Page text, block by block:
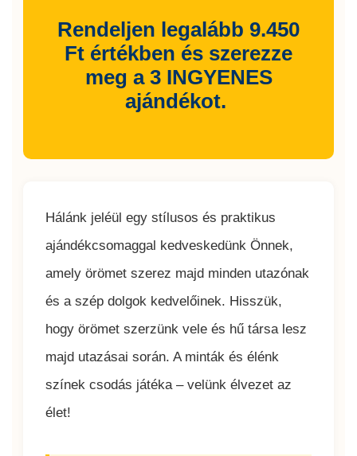
Rendeljen legalább 9.450
Ft értékben és szerezze
meg a 3 INGYENES
ajándékot.
Hálánk jeléül egy stílusos és praktikus
ajándékcsomaggal kedveskedünk Önnek,
amely örömet szerez majd minden utazónak
és a szép dolgok kedvelőinek. Hisszük,
hogy örömet szerzünk vele és hű társa lesz
majd utazásai során. A minták és élénk
színek csodás játéka – velünk élvezet az
élet!